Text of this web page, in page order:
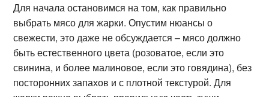
Для начала остановимся на том, как правильно
выбрать мясо для жарки. Опустим нюансы о
свежести, это даже не обсуждается – мясо должно
быть естественного цвета (розоватое, если это
свинина, и более малиновое, если это говядина), без
посторонних запахов и с плотной текстурой. Для